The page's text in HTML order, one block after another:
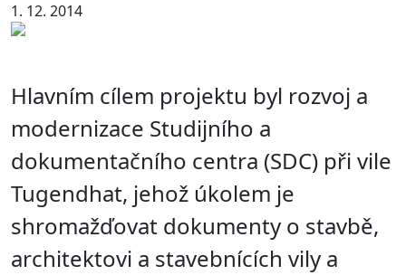
1. 12. 2014
Hlavním cílem projektu byl rozvoj a
modernizace Studijního a
dokumentačního centra (SDC) při vile
Tugendhat, jehož úkolem je
shromažďovat dokumenty o stavbě,
architektovi a stavebnících vily a